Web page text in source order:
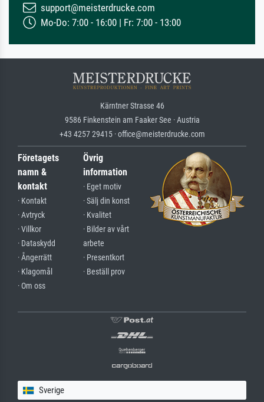
support@meisterdrucke.com
Mo-Do: 7:00 - 16:00 | Fr: 7:00 - 13:00
Kärntner Strasse 46
9586 Finkenstein am Faaker See · Austria
+43 4257 29415 · office@meisterdrucke.com
Företagets
namn &
kontakt
· Kontakt
· Avtryck
· Villkor
· Dataskydd
· Ångerrätt
· Klagomål
· Om oss
Övrig
information
· Eget motiv
· Sälj din konst
· Kvalitet
· Bilder av vårt
arbete
· Presentkort
· Beställ prov
Sverige